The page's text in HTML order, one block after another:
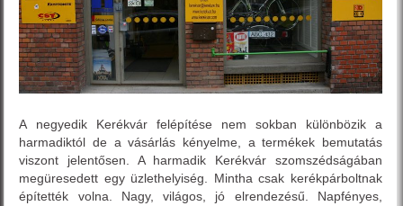
A negyedik Kerékvár felépítése nem sokban különbözik a
harmadiktól de a vásárlás kényelme, a termékek bemutatás
viszont jelentősen. A harmadik Kerékvár szomszédságában
megüresedett egy üzlethelyiség. Mintha csak kerékpárboltnak
építették volna. Nagy, világos, jó elrendezésű. Napfényes,